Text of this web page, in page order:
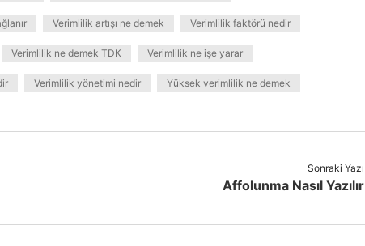
Verimlilik artışı ne demek Verimlilik faktörü nedir
Verimlilik ne demek TDK Verimlilik ne işe yarar
Verimlilik yönetimi nedir Yüksek verimlilik ne demek
Sonraki Yazı
Affolunma Nasıl Yazılır